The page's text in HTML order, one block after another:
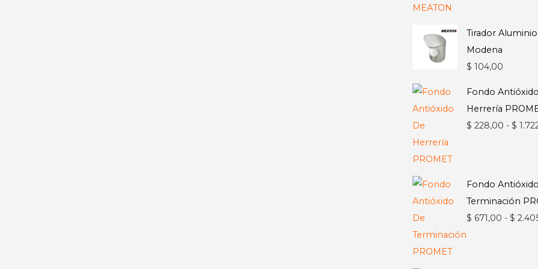
Tirador Aluminio
Modena
$ 104,00
Fondo
Herrería
$ 228,00 - $
Fondo
Terminación
$ 671,00 - $